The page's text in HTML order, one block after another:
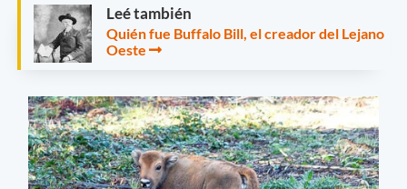
Leé también
Quién fue Buffalo Bill, el creador del Lejano
Oeste